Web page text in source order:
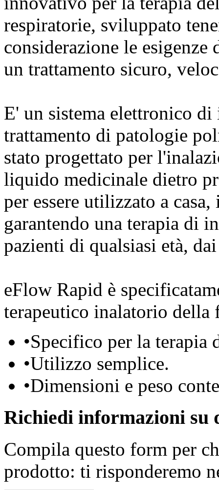
respiratorie, sviluppato
considerazione le esigenze
un trattamento sicuro,
E' un sistema elettronico
trattamento di patologie
stato progettato per
liquido medicinale dietro
per essere utilizzato a
garantendo una terapia di
pazienti di qualsiasi età,
eFlow Rapid è
terapeutico inalatorio
•Specifico per la terapia
•Utilizzo semplice.
•Dimensioni e peso
Richiedi informazioni su
Compila questo form per
prodotto: ti risponderemo